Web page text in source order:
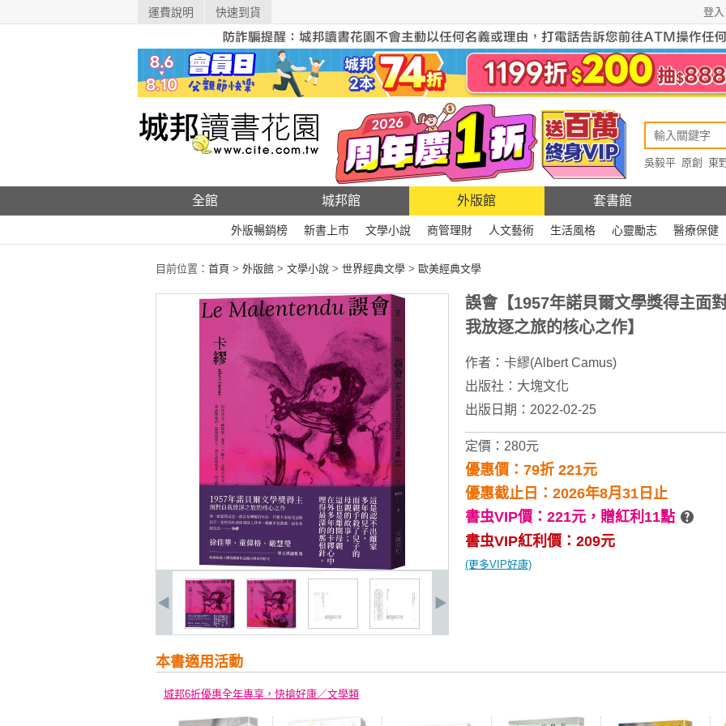
運費說明 快速到貨 登入
吳毅平 原創
東
全館 城邦館 外版館 套書館
外版暢銷榜 新書上市 文學小說 商管理財 人文藝術 生活風格 心靈勵志 醫療保健
目前位置： 首頁 > 外版館 > 文學小說 > 世界經典文學 > 歐美經典文學
誤會【1957年諾貝爾文學獎得主面
我放逐之旅的核心之作】
作者： 卡繆(Albert Camus)
出版社： 大塊文化
出版日期：2022-02-25
定價：280元
優惠價：79折 221元
優惠截止日：2026年8月31日止
書虫VIP價：221元， 贈紅利11點
書虫VIP紅利價：209元
(更多VIP好康)
本書適用活動
城邦6折優惠全年專享，快搶好康／文學類